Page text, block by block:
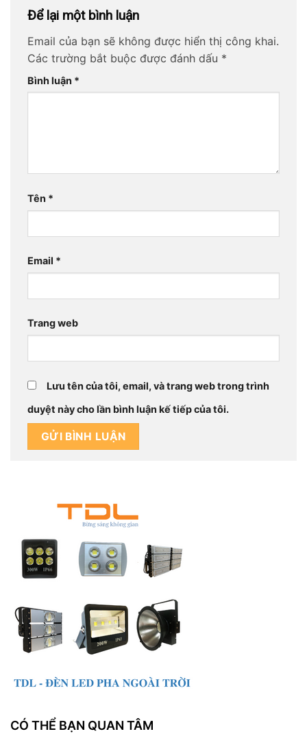
Để lại một bình luận
Email của bạn sẽ không được hiển thị công khai.
Các trường bắt buộc được đánh dấu *
Bình luận *
Tên *
Email *
Trang web
Lưu tên của tôi, email, và trang web trong trình
duyệt này cho lần bình luận kế tiếp của tôi.
CÓ THỂ BẠN QUAN TÂM